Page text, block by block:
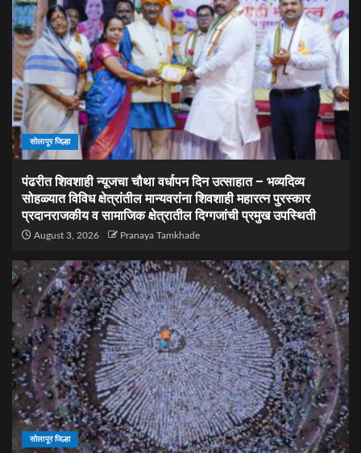
सोलापूर जिल्हा
पंढरीत शिवशाही न्यूजचा चौथा वर्धापन दिन उत्साहात – भव्यदिव्य
सोहळ्यात विविध क्षेत्रांतील मान्यवरांना शिवशाही महारत्न पुरस्कार
प्रदानराजकीय व सामाजिक क्षेत्रातील दिग्गजांची प्रमुख उपस्थिती
August 3, 2026 Pranaya Tamkhade
सोलापूर जिल्हा